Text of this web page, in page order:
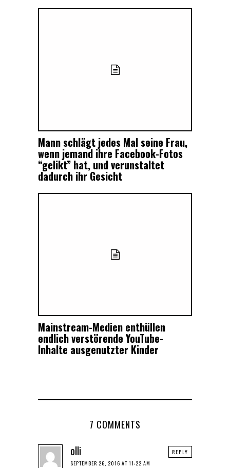
Mann schlägt jedes Mal seine Frau,
wenn jemand ihre Facebook-Fotos
“gelikt” hat, und verunstaltet
dadurch ihr Gesicht
Mainstream-Medien enthüllen
endlich verstörende YouTube-
Inhalte ausgenutzter Kinder
7 COMMENTS
olli
SEPTEMBER 26, 2016 AT 11:22 AM
REPLY